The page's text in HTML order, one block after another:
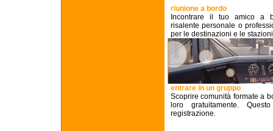
riunione a bordo
Incontrare il tuo amico a
risalente personale o
per le destinazioni e le
entrare in un gruppo
Scoprire comunità formate a
loro gratuitamente.
registrazione.